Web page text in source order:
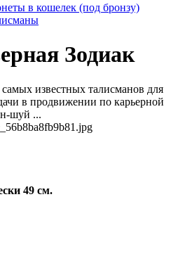
в кошелек (под бронзу)
Зодиак
известных талисманов для
в продвижении по карьерной
шуй ...
49 см.